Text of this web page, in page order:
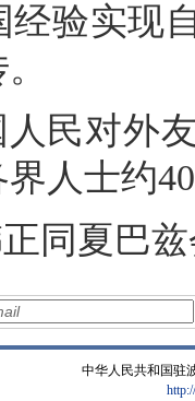
经验实现
民对外
人士约
同夏巴
中华人民共和国驻